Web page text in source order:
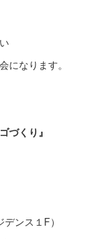
になります。
づくり』
ンス１F）